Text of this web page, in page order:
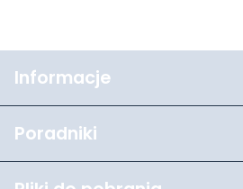
Informacje
Poradniki